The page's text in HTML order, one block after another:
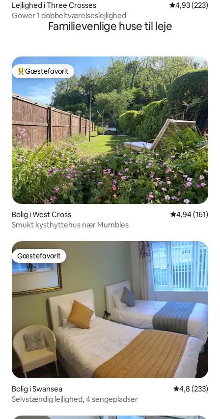
Lejlighed i Three Crosses 4,93 ud af 5 i
4,93 (223)
Gower 1 dobbeltværelseslejlighed
Familievenlige huse til leje
Bedste gæstefavorit
Gæstefavorit
Bolig i West Cross 4,94 ud af 5 i
4,94 (161)
Smukt kysthyttehus nær Mumbles
Gæstefavorit
Gæstefavorit
Bolig i Swansea 4,8 ud af 5 i
4,8 (233)
Selvstændig lejlighed, 4 sengepladser